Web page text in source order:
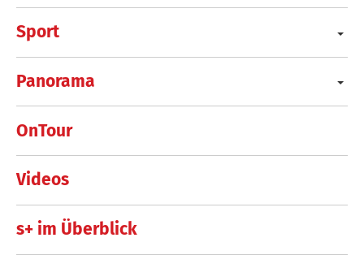
Sport
Panorama
OnTour
Videos
s+ im Überblick